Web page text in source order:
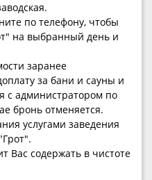
по телефону, чтобы
на выбранный день и
заранее
за бани и сауны и
с администратором по
бронь отменяется.
услугами заведения
Вас содержать в чистоте